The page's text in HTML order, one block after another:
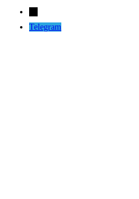
Telegram